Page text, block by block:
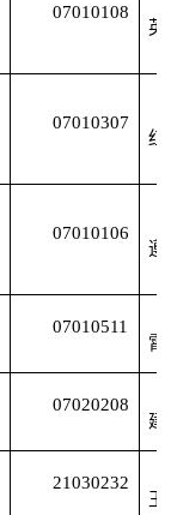
07010108
英
07010307
红
07010106
遵
07010511
霄
07020208
建
21030232
玉